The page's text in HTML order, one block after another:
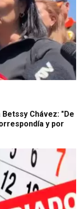
Chávez: "De
y por